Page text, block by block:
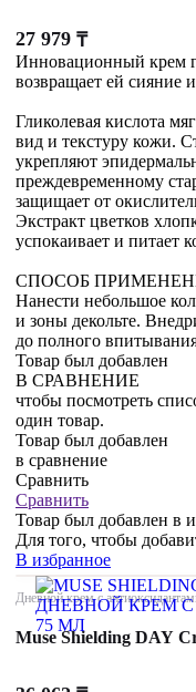
27 979 ₸
Инновационный крем
возвращает ей сияние
Гликолевая кислота
вид и текстуру кожи.
укрепляют
преждевременному
защищает от
Экстракт цветков
успокаивает и питает
СПОСОБ
Нанести небольшое
и зоны декольте.
до полного
Товар был добавлен
В СРАВНЕНИЕ
чтобы посмотреть
один товар.
Товар был добавлен
в сравнение
Сравнить
Сравнить
Товар был добавлен в
Для того, чтобы
В избранное
Дневной крем с
Muse Shielding DAY